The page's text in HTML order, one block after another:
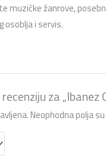
muzičke žanrove,
osoblja i servis.
za
Neophodna polja